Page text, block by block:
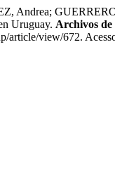
GUERRERO,
Uruguay. Archivos
article/view/672.